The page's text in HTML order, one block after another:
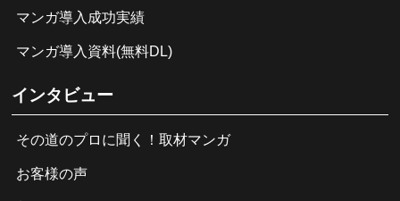
マンガ導入成功実績
マンガ導入資料(無料DL)
インタビュー
その道のプロに聞く！取材マンガ
お客様の声